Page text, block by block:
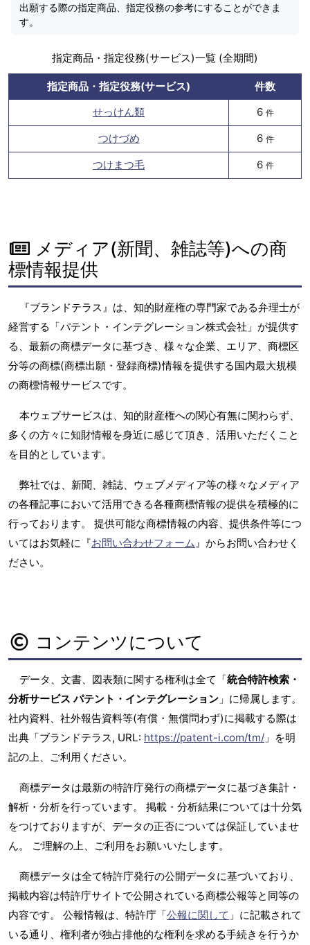
出願する際の指定商品、指定役務の参考にすることができま
す。
指定商品・指定役務(サービス)一覧 (全期間)
指定商品・指定役務(サービス)
件数
せっけん類
6 件
つけづめ 6 件
つけまつ毛 6 件
メディア(新聞、雑誌等)への商
標情報提供
『ブランドテラス』は、知的財産権の専門家である弁理士が
経営する「パテント・インテグレーション株式会社」が提供す
る、最新の商標データに基づき、様々な企業、エリア、商標区
分等の商標(商標出願・登録商標)情報を提供する国内最大規模
の商標情報サービスです。
本ウェブサービスは、知的財産権への関心有無に関わらず、
多くの方々に知財情報を身近に感じて頂き、活用いただくこと
を目的としています。
弊社では、新聞、雑誌、ウェブメディア等の様々なメディア
の各種記事において活用できる各種商標情報の提供を積極的に
行っております。 提供可能な商標情報の内容、提供条件等につ
いてはお気軽に『お問い合わせフォーム 』からお問い合わせく
ださい。
コンテンツについて
データ、文書、図表類に関する権利は全て「統合特許検索・
分析サービス パテント・インテグレーション 」に帰属します。
社内資料、社外報告資料等(有償・無償問わず)に掲載する際は
出典「ブランドテラス, URL: https://patent-i.com/tm/ 」を明
記の上、ご利用ください。
商標データは最新の特許庁発行の商標データに基づき集計・
解析・分析を行っています。 掲載・分析結果については十分気
をつけておりますが、データの正否については保証していませ
ん。 ご理解の上、ご利用をお願いいたします。
商標データは全て特許庁発行の公開データに基づいており、
掲載内容は特許庁サイトで公開されている商標公報等と同等の
内容です。 公報情報は、特許庁「公報に関して 」に記載されて
いる通り、権利者が独占排他的な権利を求める手続きを行うか